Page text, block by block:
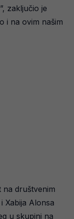
zaključio je
i na ovim našim
društvenim
Xabija Alonsa
u skupini na